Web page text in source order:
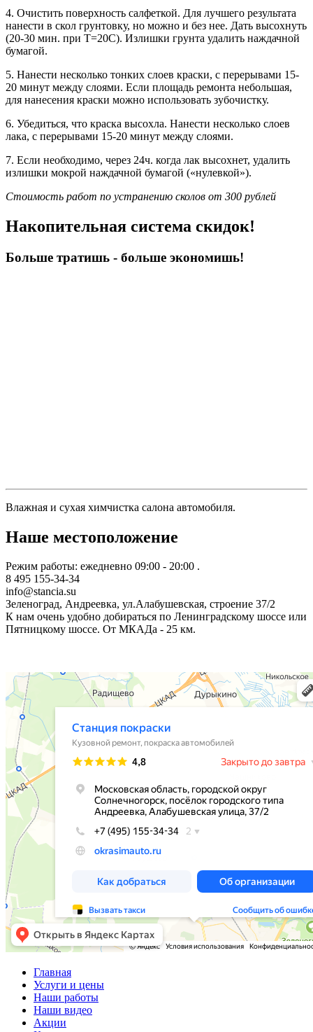
4. Очистить поверхность салфеткой. Для лучшего результата
нанести в скол грунтовку, но можно и без нее. Дать высохнуть
(20-30 мин. при Т=20С). Излишки грунта удалить наждачной
бумагой.
5. Нанести несколько тонких слоев краски, с перерывами 15-
20 минут между слоями. Если площадь ремонта небольшая,
для нанесения краски можно использовать зубочистку.
6. Убедиться, что краска высохла. Нанести несколько слоев
лака, с перерывами 15-20 минут между слоями.
7. Если необходимо, через 24ч. когда лак высохнет, удалить
излишки мокрой наждачной бумагой («нулевкой»).
Стоимость работ по устранению сколов от 300 рублей
Накопительная система скидок!
Больше тратишь - больше экономишь!
Влажная и сухая химчистка салона автомобиля.
Наше местоположение
Режим работы: ежедневно 09:00 - 20:00 .
8 495 155-34-34
info@stancia.su
Зеленоград, Андреевка, ул.Алабушевская, строение 37/2
К нам очень удобно добираться по Ленинградскому шоссе или
Пятницкому шоссе. От МКАДа - 25 км.
Главная
Услуги и цены
Наши работы
Наши видео
Акции